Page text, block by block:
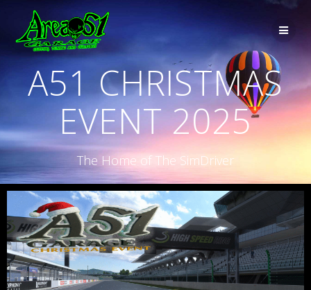
A51 CHRISTMAS
EVENT 2025
The Home of The SimDriver